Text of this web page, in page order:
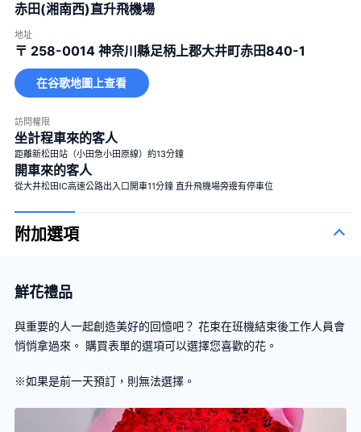
赤田(湘南西)直升飛機場
地址
〒 258-0014 神奈川縣足柄上郡大井町赤田840-1
在谷歌地圖上查看
訪問權限
坐計程車來的客人
距離新松田站（小田急小田原線）約13分鐘
開車來的客人
從大井松田IC高速公路出入口開車11分鐘 直升飛機場旁邊有停車位
附加選項
鮮花禮品
與重要的人一起創造美好的回憶吧？ 花束在班機結束後工作人員會
悄悄拿過來。 購買表單的選項可以選擇您喜歡的花。
※如果是前一天預訂，則無法選擇。